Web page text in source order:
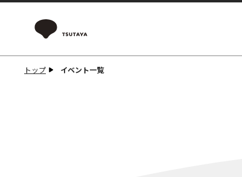
トップ イベント一覧